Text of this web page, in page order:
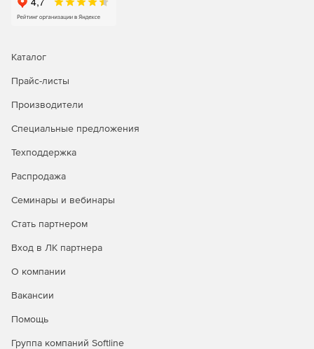
Каталог
Прайс-листы
Производители
Специальные предложения
Техподдержка
Распродажа
Семинары и вебинары
Стать партнером
Вход в ЛК партнера
О компании
Вакансии
Помощь
Группа компаний Softline